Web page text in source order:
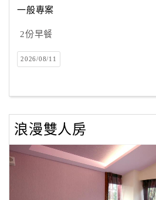
訂
房
Q&A
旅
卡
訂
房
一般專案
2份早餐
2026/08/11
浪漫雙人房